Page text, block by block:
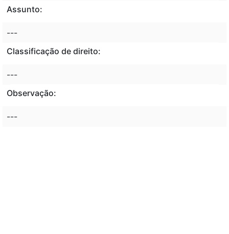
Assunto:
---
Classificação de direito:
---
Observação:
---